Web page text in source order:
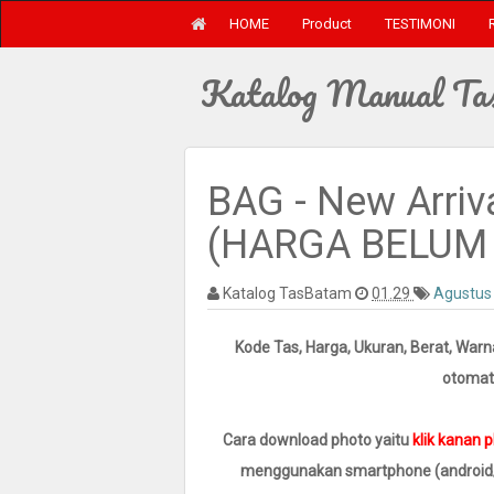
HOME Product TESTIMONI
Katalog Manual
BAG - New
(HARGA
Katalog TasBatam 01.29
Kode Tas, Harga, Ukuran, Berat,
Cara download photo yaitu klik kanan
menggunakan smartphone